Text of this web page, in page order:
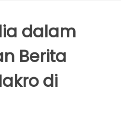
dalam
Berita
di